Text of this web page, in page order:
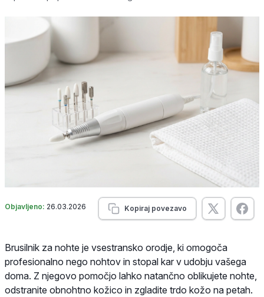
Objavljeno: 26.03.2026 Kopiraj povezavo
Brusilnik za nohte je vsestransko orodje, ki omogoča
profesionalno nego nohtov in stopal kar v udobju vašega
doma. Z njegovo pomočjo lahko natančno oblikujete nohte,
odstranite obnohtno kožico in zgladite trdo kožo na petah.